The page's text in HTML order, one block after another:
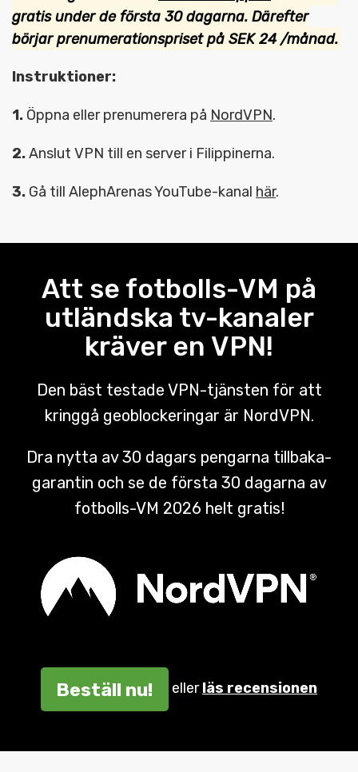
gratis under de första 30 dagarna. Därefter
börjar prenumerationspriset på SEK 24 /månad.
Instruktioner:
1. Öppna eller prenumerera på NordVPN.
2.Anslut VPN till en server i Filippinerna.
3. Gå till AlephArenas YouTube-kanal här.
Att se fotbolls-VM på
utländska tv-kanaler
kräver en VPN!
Den bäst testade VPN-tjänsten för att
kringgå geoblockeringar är NordVPN.
Dra nytta av 30 dagars pengarna tillbaka-
garantin och se de första 30 dagarna av
fotbolls-VM 2026 helt gratis!
Beställ nu! ellerläs recensionen